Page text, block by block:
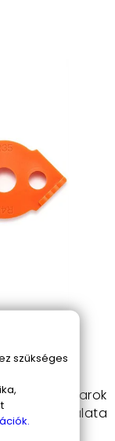
A sarok
használata
szükséges